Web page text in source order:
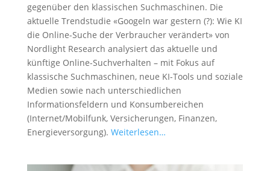
gegenüber den klassischen Suchmaschinen. Die
aktuelle Trendstudie «Googeln war gestern (?): Wie KI
die Online-Suche der Verbraucher verändert» von
Nordlight Research analysiert das aktuelle und
künftige Online-Suchverhalten – mit Fokus auf
klassische Suchmaschinen, neue KI-Tools und soziale
Medien sowie nach unterschiedlichen
Informationsfeldern und Konsumbereichen
(Internet/Mobilfunk, Versicherungen, Finanzen,
Energieversorgung). Weiterlesen…